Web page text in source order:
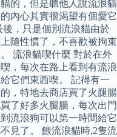
的，但是聽他人說流浪貓
內心其實很渴望有個愛它
，只是個別流浪貓由於
隨性慣了，不喜歡被拘束
流浪貓喫什麼 對於在外
，每次在路上看到有流浪
它們東西喫。 記得有一
，特地去商店買了火腿腸
了好多火腿腸，每次出門
流浪狗可以第一時間給它
見了。 餵流浪貓時,2隻流